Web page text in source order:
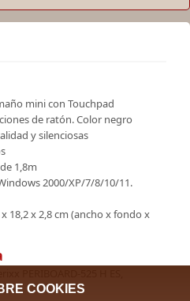
mini con Touchpad
de ratón. Color negro
y silenciosas
1,8m
2000/XP/7/8/10/11.
18,2 x 2,8 cm (ancho x fondo x
COOKIES